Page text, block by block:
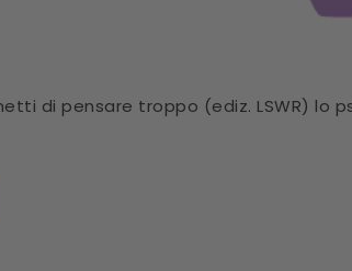
di pensare troppo (ediz. LSWR)